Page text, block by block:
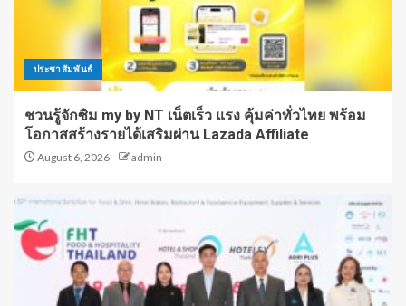
ประชาสัมพันธ์
ชวนรู้จักซิม my by NT เน็ตเร็ว แรง คุ้มค่าทั่วไทย พร้อม
โอกาสสร้างรายได้เสริมผ่าน Lazada Affiliate
August 6, 2026 admin